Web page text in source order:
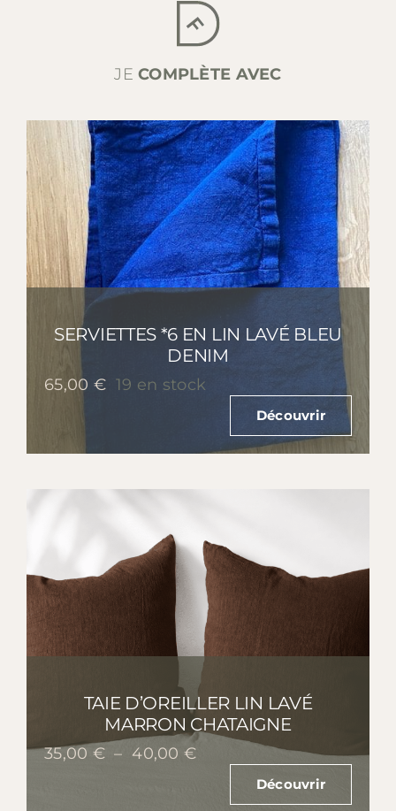
JECOMPLÈTE AVEC
SERVIETTES *6 EN LIN LAVÉ BLEU
DENIM
65,00 € 19 en stock
Découvrir
TAIE D’OREILLER LIN LAVÉ
MARRON CHATAIGNE
35,00 € – 40,00 €Plage
Découvrir